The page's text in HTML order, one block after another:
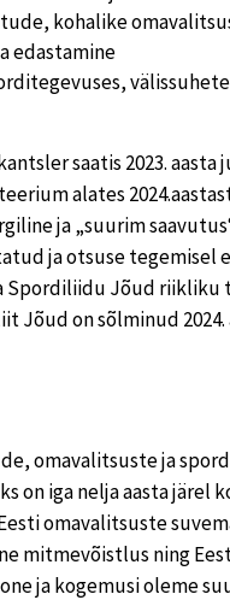
kohalike
edastamine
saatis 2023. aasta
alates
ja „suurim
ja otsuse tegemisel
Spordiliidu Jõud
Jõud on sõlminud
omavalitsuste ja
iga nelja aasta järel
omavalitsuste
mitmevõistlus ning
ja kogemusi oleme